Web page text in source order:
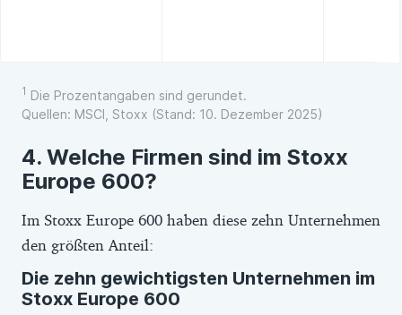
1 Die Prozentangaben sind gerundet.
Quellen: MSCI, Stoxx (Stand: 10. Dezember 2025)
Welche Firmen sind im Stoxx
Europe 600?
Im Stoxx Europe 600 haben diese zehn Unternehmen
den größten Anteil:
Die zehn gewichtigsten Unternehmen im
Stoxx Europe 600